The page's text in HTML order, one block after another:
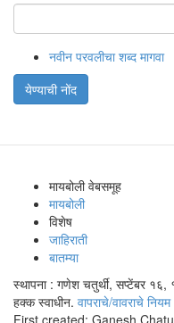
नवीन परवलीचा शब्द मागवा
येण्याची नोंद
मायबोली वेबसमूह
मायबोली
विशेष
जाहिराती
बातम्या
स्थापना : गणेश चतुर्थी, सप्टेंबर १६,
हक्क स्वाधीन. वापराचे/वावराचे नियम
First created: Ganesh